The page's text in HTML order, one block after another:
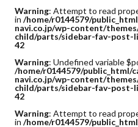
Warning: Attempt to read
in /home/r0144579/
navi.co.jp/wp-content/
child/parts/sidebar-fav-post-
42
Warning: Undefined variable
/home/r0144579/public_html/
navi.co.jp/wp-content/
child/parts/sidebar-fav-post-
42
Warning: Attempt to read
in /home/r0144579/